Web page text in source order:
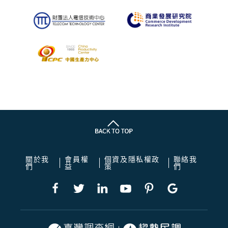
關於我
們
會員權
益
個資及隱私權政
策
聯絡我
們